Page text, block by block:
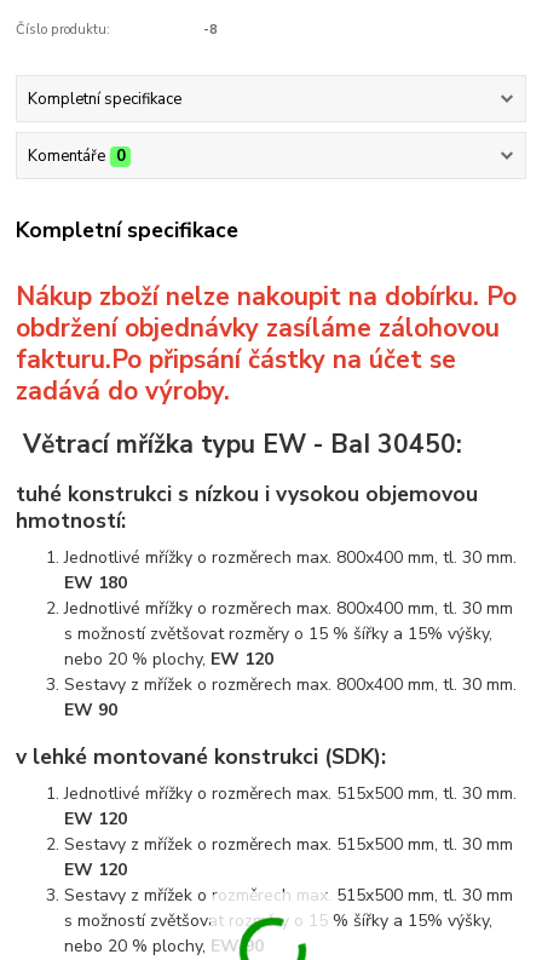
Číslo produktu: -8
Kompletní specifikace
Komentáře 0
Kompletní specifikace
Nákup zboží nelze nakoupit na dobírku. Po
obdržení objednávky zasíláme zálohovou
fakturu.Po připsání částky na účet se
zadává do výroby.
Větrací mřížka typu EW - BaI 30450:
tuhé konstrukci s nízkou i vysokou objemovou
hmotností:
Jednotlivé mřížky o rozměrech max. 800x400 mm, tl. 30 mm.
EW 180
Jednotlivé mřížky o rozměrech max. 800x400 mm, tl. 30 mm
s možností zvětšovat rozměry o 15 % šířky a 15% výšky,
nebo 20 % plochy, EW 120
Sestavy z mřížek o rozměrech max. 800x400 mm, tl. 30 mm.
EW 90
v lehké montované konstrukci (SDK):
Jednotlivé mřížky o rozměrech max. 515x500 mm, tl. 30 mm.
EW 120
Sestavy z mřížek o rozměrech max. 515x500 mm, tl. 30 mm
EW 120
Sestavy z mřížek o rozměrech max. 515x500 mm, tl. 30 mm
s možností zvětšovat rozměry o 15 % šířky a 15% výšky,
nebo 20 % plochy, EW 90